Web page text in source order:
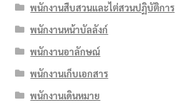
พนักงานสืบสวนและไต่สวนปฏิบัติการ
พนักงานหน้าบัลลังก์
พนักงานอาลักษณ์
พนักงานเก็บเอกสาร
พนักงานเดินหมาย